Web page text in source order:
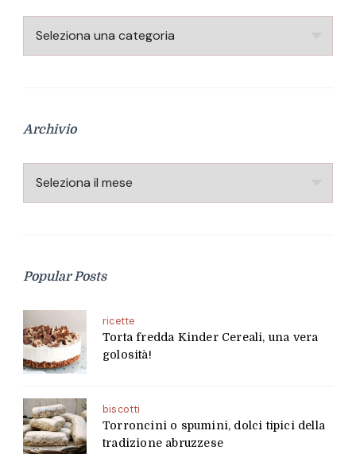
Categorie
Archivio
Archivio
Popular Posts
ricette
Torta fredda Kinder Cereali, una vera
golosità!
biscotti
Torroncini o spumini, dolci tipici della
tradizione abruzzese